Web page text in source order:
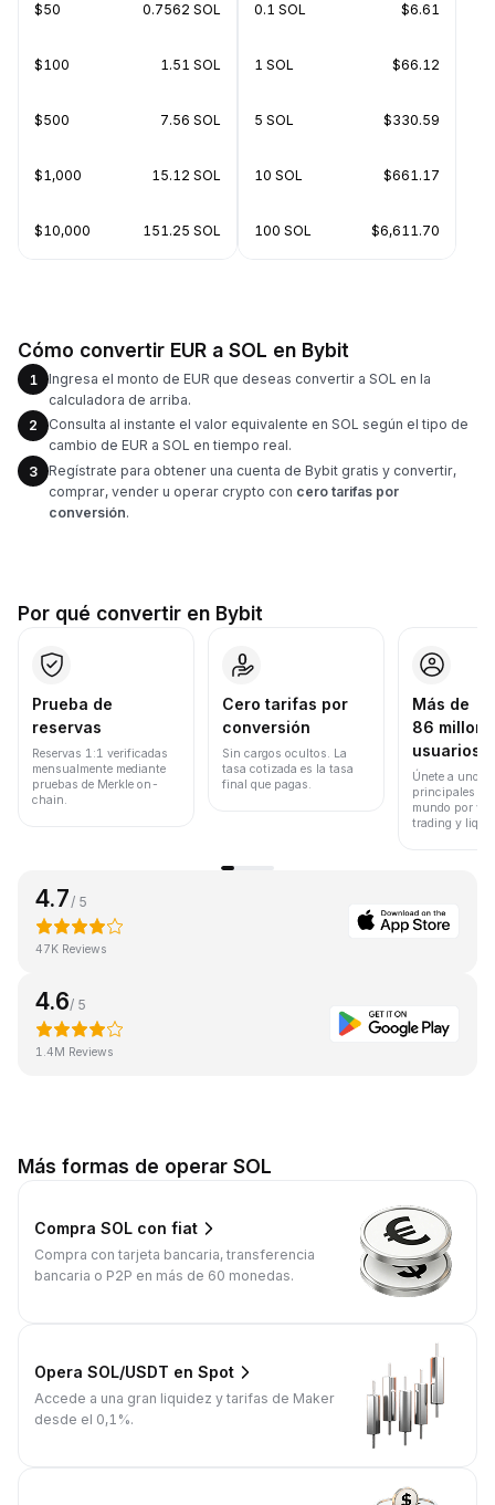
$50 0.7562 SOL
$100 1.51 SOL
$500 7.56 SOL
$1,000 15.12 SOL
$10,000 151.25 SOL
0.1 SOL $6.61
1 SOL $66.12
5 SOL $330.59
10 SOL $661.17
100 SOL $6,611.70
Cómo convertir EUR a SOL en Bybit
1
Ingresa el monto de EUR que deseas convertir a SOL en la
calculadora de arriba.
2
Consulta al instante el valor equivalente en SOL según el tipo de
cambio de EUR a SOL en tiempo real.
3
Regístrate para obtener una cuenta de Bybit gratis y convertir,
comprar, vender u operar crypto con cero tarifas por
conversión.
Por qué convertir en Bybit
Prueba de
reservas
Reservas 1:1 verificadas
mensualmente mediante
pruebas de Merkle on-
chain.
Cero tarifas por
conversión
Sin cargos ocultos. La
tasa cotizada es la tasa
final que pagas.
Más de
86
usuarios
Únete a uno
principales
mundo por
trading y
4.7 / 5
47K Reviews
4.6/ 5
1.4M Reviews
Más formas de operar SOL
Compra SOL con fiat
Compra con tarjeta bancaria, transferencia
bancaria o P2P en más de 60 monedas.
Opera SOL/USDT en Spot
Accede a una gran liquidez y tarifas de Maker
desde el 0,1%.